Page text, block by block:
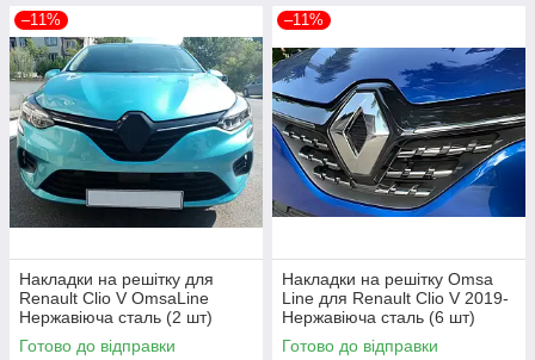
–11%
Накладки на решітку для
Renault Clio V OmsaLine
Нержавіюча сталь (2 шт)
Готово до відправки
–11%
Накладки на решітку Omsa
Line для Renault Clio V 2019-
Нержавіюча сталь (6 шт)
Готово до відправки